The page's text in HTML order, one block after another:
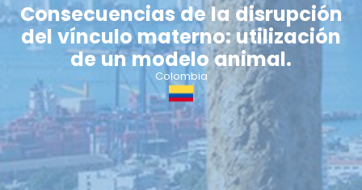
Consecuencias de la disrupción
del vínculo materno: utilización
de un modelo animal.
Colombia